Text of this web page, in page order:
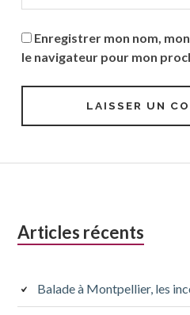
Enregistrer mon nom,
le navigateur pour mon
Colonne
subsidiaire
Articles récents
Balade à Montpellier, les